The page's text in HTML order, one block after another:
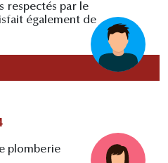
respectés par le
également de
plomberie